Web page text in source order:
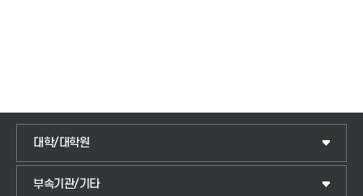
대학/대학원
IoT전자공학과
전기공학과
부속기관/기타
국제교류센터